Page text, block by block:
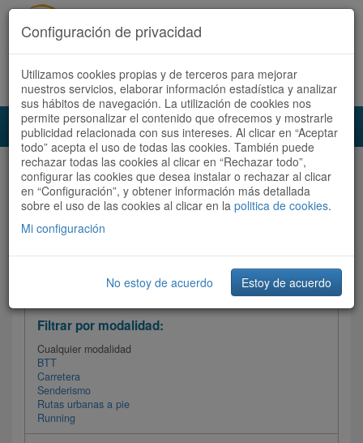
Acceder Registrate ahora Español | Català
Audioruta Todas las rutas
Todas las rutas Ordenar por:Más recientes
Filtrar las rutas
Filtrar por modalidad:
Cualquier modalidad
BTT
Carretera
Senderismo
Rutas urbanas a pie
Running
Configuración de privacidad
Utilizamos cookies propias y de terceros para mejorar
nuestros servicios, elaborar información estadística y analizar
sus hábitos de navegación. La utilización de cookies nos
permite personalizar el contenido que ofrecemos y mostrarle
publicidad relacionada con sus intereses. Al clicar en “Aceptar
todo” acepta el uso de todas las cookies. También puede
rechazar todas las cookies al clicar en “Rechazar todo”,
configurar las cookies que desea instalar o rechazar al clicar
en “Configuración”, y obtener información más detallada
sobre el uso de las cookies al clicar en la politica de cookies.
Mi configuración
No estoy de acuerdo Estoy de acuerdo